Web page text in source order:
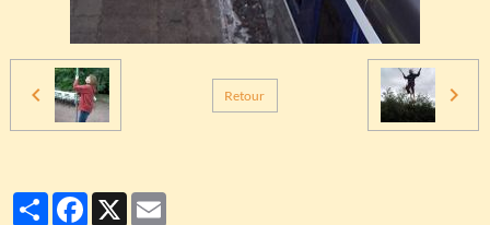
Retour
PartagerFacebook
X